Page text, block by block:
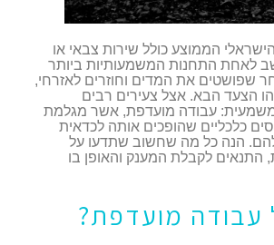
הממוצע כולל שירות צבאי או
לאחת התחנות המשמעותיות ביותר
שפושטים את המדים וחוזרים לאזרחי,
הצעד הבא. אצל צעירים רבים
עבודה מועדפת, אשר מגלמת
כלכליים שהופכים אותה לכדאית
הנה כל מה שחשוב שתדעו על
התנאים לקבלת המענק והאופן בו
עבודה מועדפת?